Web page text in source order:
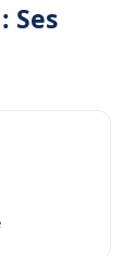
Ses